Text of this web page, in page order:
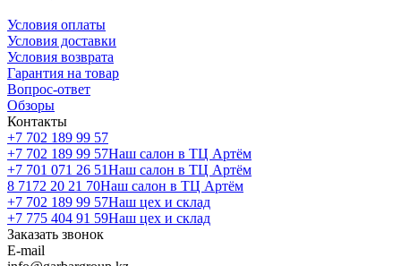
Условия оплаты
Условия доставки
Условия возврата
Гарантия на товар
Вопрос-ответ
Обзоры
Контакты
+7 702 189 99 57
+7 702 189 99 57Наш салон в ТЦ Артём
+7 701 071 26 51Наш салон в ТЦ Артём
8 7172 20 21 70Наш салон в ТЦ Артём
+7 702 189 99 57Наш цех и склад
+7 775 404 91 59Наш цех и склад
Заказать звонок
E-mail